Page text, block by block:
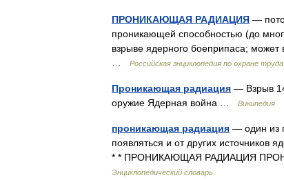
ПРОНИКАЮЩАЯ РАДИАЦИЯ —
проникающей способностью (до
взрыве ядерного боеприпаса; может
Российская энциклопедия по охране труда
Проникающая радиация — Взрыв
оружие Ядерная война …
Википедия
проникающая радиация — один из
появляться и от других источников
* * ПРОНИКАЮЩАЯ РАДИАЦИЯ
Энциклопедический словарь